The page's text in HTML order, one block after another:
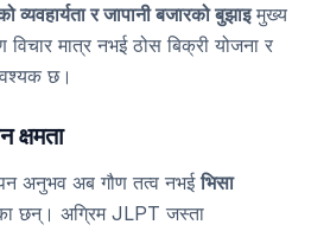
व्यवहार्यता र जापानी बजारको बुझाइमुख्य
विचार मात्र नभई ठोस बिक्री योजना र
छ।
क्षमता
अनुभव अब गौण तत्व नभईभिसा
छन्। अग्रिम JLPT जस्ता